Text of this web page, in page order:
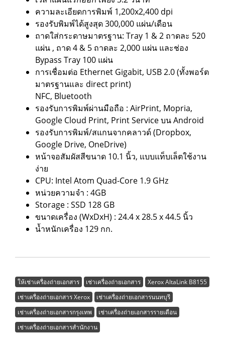
ความละเอียดการพิมพ์ 1,200x2,400 dpi
รองรับพิมพ์ได้สูงสุด 300,000 แผ่น/เดือน
ถาดใส่กระดาษมาตรฐาน: Tray 1 & 2 ถาดละ 520
แผ่น , ถาด 4 & 5 ถาดละ 2,000 แผ่น และช่อง
Bypass Tray 100 แผ่น
การเชื่อมต่อ Ethernet Gigabit, USB 2.0 (ทั้งพอร์ต
มาตรฐานและ direct print)
NFC, Bluetooth
รองรับการพิมพ์ผ่านมือถือ : AirPrint, Mopria,
Google Cloud Print, Print Service บน Android
รองรับการพิมพ์/สแกนจากคลาวด์ (Dropbox,
Google Drive, OneDrive)
หน้าจอสัมผัสสีขนาด 10.1 นิ้ว, แบบแท็บเล็ตใช้งาน
ง่าย
CPU: Intel Atom Quad-Core 1.9 GHz
หน่วยความจำ : 4GB
Storage : SSD 128 GB
ขนาดเครื่อง (WxDxH) : 24.4 x 28.5 x 44.5 นิ้ว
น้ำหนักเครื่อง 129 กก.
ให้เช่าเครื่องถ่ายเอกสาร เช่าเครื่องถ่ายเอกสาร
Xerox AltaLink B8155
เช่าเครื่องถ่ายเอกสาร Xerox
เช่าเครื่องถ่ายเอกสารนนทบุรี
เช่าเครื่องถ่ายเอกสารกรุงเทพ
เช่าเครื่องถ่ายเอกสารรายเดือน
เช่าเครื่องถ่ายเอกสารสำนักงาน